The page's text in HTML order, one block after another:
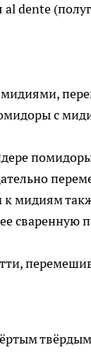
dente
с
сваренную